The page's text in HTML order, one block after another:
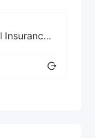
Droidal Insurance Verification AI Agent